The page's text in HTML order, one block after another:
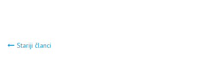
Navigacija
Stariji članci